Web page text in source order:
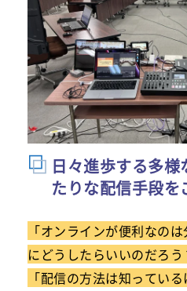
日々進歩する多
たりな配信手段を
「オンラインが便利なの
にどうしたらいいのだろう
「配信の方法は知ってい